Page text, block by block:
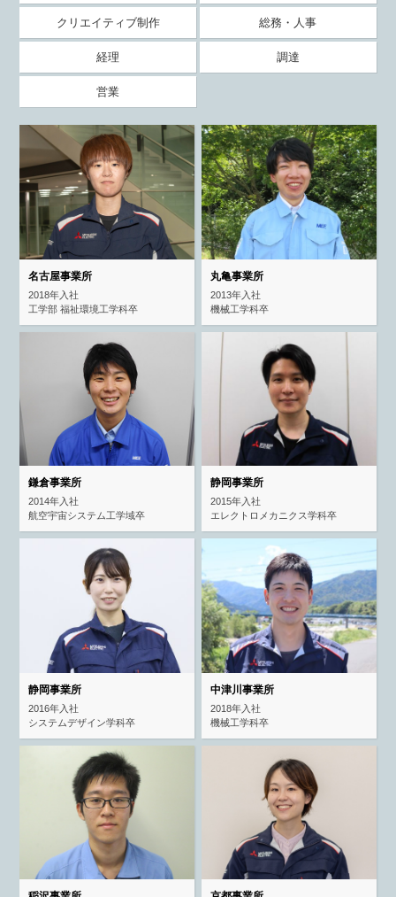
クリエイティブ制作 総務・人事
経理 調達
営業
名古屋事業所
2018年入社
工学部 福祉環境工学科卒
丸亀事業所
2013年入社
機械工学科卒
鎌倉事業所
2014年入社
航空宇宙システム工学域卒
静岡事業所
2015年入社
エレクトロメカニクス学科卒
静岡事業所
2016年入社
システムデザイン学科卒
中津川事業所
2018年入社
機械工学科卒